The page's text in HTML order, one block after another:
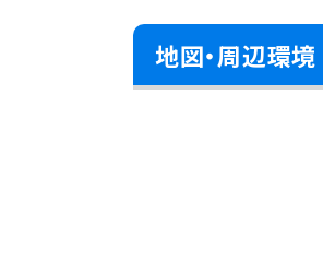
地図・周辺環境